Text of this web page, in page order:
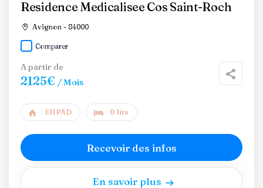
Residence Medicalisee Cos Saint-Roch
Avignon - 84000
Comparer
A partir de
2125€ / Mois
EHPAD 0 lits
Recevoir des infos
En savoir plus